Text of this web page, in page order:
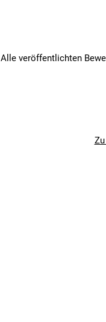
Alle veröffentlichten